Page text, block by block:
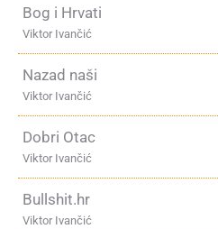
Bog i Hrvati
Viktor Ivančić
Nazad naši
Viktor Ivančić
Dobri Otac
Viktor Ivančić
Bullshit.hr
Viktor Ivančić